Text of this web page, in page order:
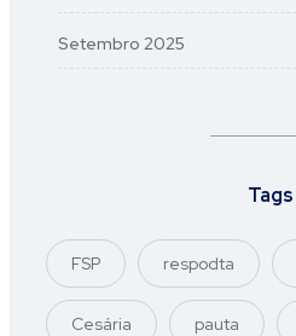
Setembro 2025
Tags
FSP respodta
Cesária pauta